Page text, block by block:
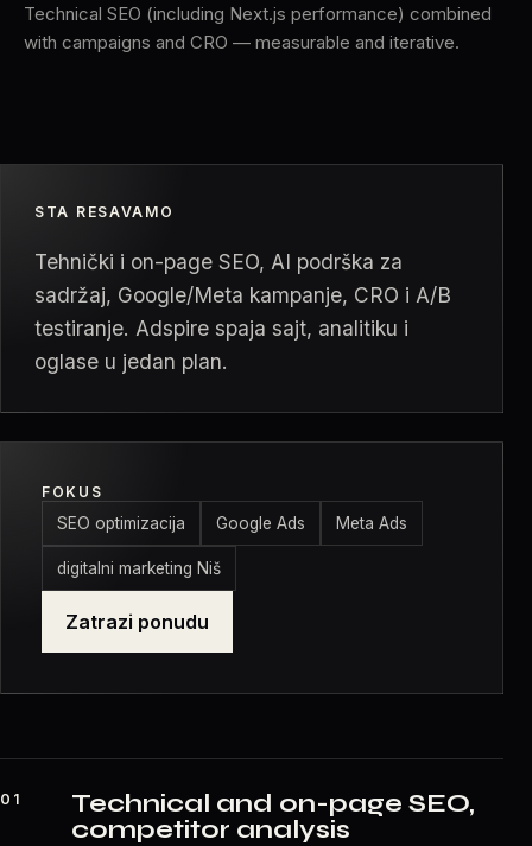
Technical SEO (including Next.js performance) combined
with campaigns and CRO — measurable and iterative.
STA RESAVAMO
Tehnički i on-page SEO, AI podrška za
sadržaj, Google/Meta kampanje, CRO i A/B
testiranje. Adspire spaja sajt, analitiku i
oglase u jedan plan.
FOKUS
SEO optimizacija Google Ads Meta Ads
digitalni marketing Niš
Zatrazi ponudu
01
Technical and on-page SEO,
competitor analysis